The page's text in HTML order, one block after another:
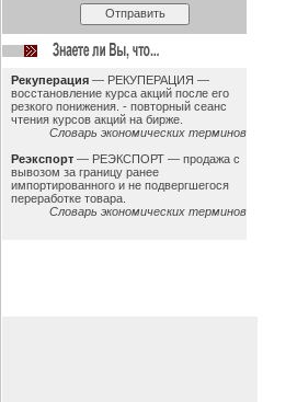
Рекуперация — РЕКУПЕРАЦИЯ —
восстановление курса акций после его
резкого понижения. - повторный сеанс
чтения курсов акций на бирже.
Словарь экономических терминов
Реэкспорт — РЕЭКСПОРТ — продажа с
вывозом за границу ранее
импортированного и не подвергшегося
переработке товара.
Словарь экономических терминов